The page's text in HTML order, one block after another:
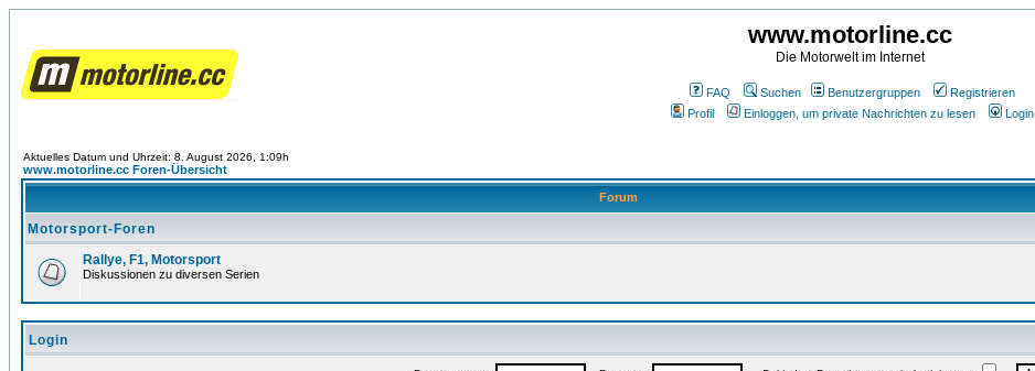
www.motorline.cc
Die Motorwelt im Internet
FAQ Suchen Benutzergruppen
Registrieren
Profil
Einloggen, um private Nachrichten zu lesen Login
Aktuelles Datum und Uhrzeit: 8. August 2026, 1:09h
www.motorline.cc Foren-Übersicht
Forum
Motorsport-Foren
Rallye, F1, Motorsport
Diskussionen zu diversen Serien
Login